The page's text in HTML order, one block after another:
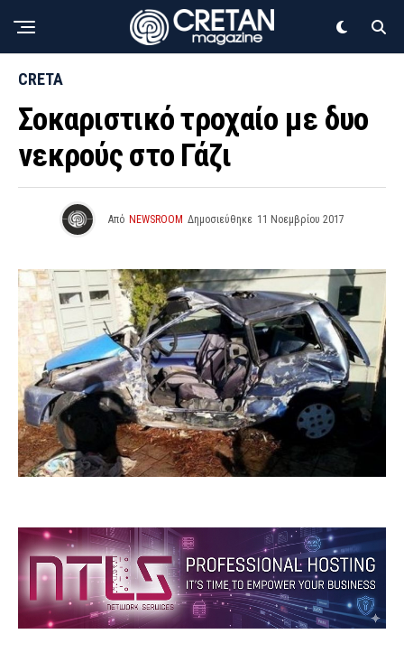
CRETA
Σοκαριστικό τροχαίο με δυο
νεκρούς στο Γάζι
Από NEWSROOM Δημοσιεύθηκε 11 Νοεμβρίου 2017